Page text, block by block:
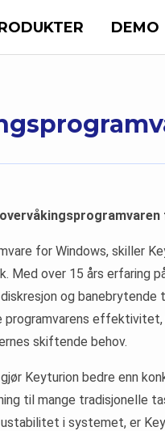
DEMO
for Windows, skiller
Med over 15 års erfaring
og banebrytende
skiftende behov.
Keyturion bedre enn
til mange tradisjonelle
i systemet, er